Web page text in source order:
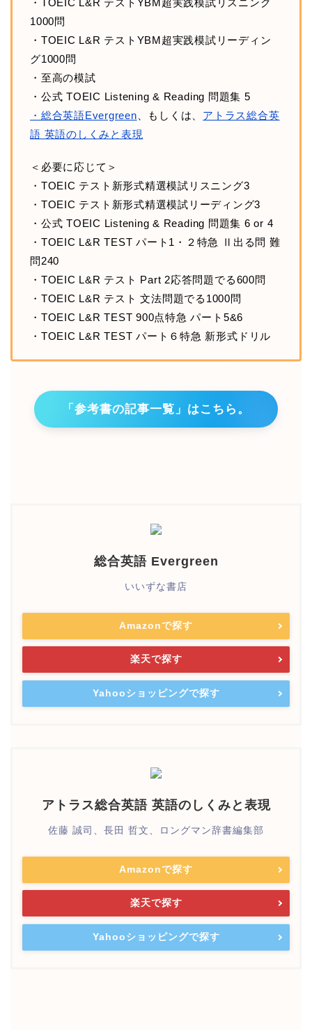
・TOEIC L&R テストYBM超実践模試リスニング
1000問
・TOEIC L&R テストYBM超実践模試リーディン
グ1000問
・至高の模試
・公式 TOEIC Listening & Reading 問題集 5
・総合英語Evergreen 、もしくは、 アトラス総合英
語 英語のしくみと表現
＜必要に応じて＞
・TOEIC テスト新形式精選模試リスニング3
・TOEIC テスト新形式精選模試リーディング3
・公式 TOEIC Listening & Reading 問題集 6 or 4
・TOEIC L&R TEST パート1・２特急 Ⅱ出る問 難
問240
・TOEIC L&R テスト Part 2応答問題でる600問
・TOEIC L&R テスト 文法問題でる1000問
・TOEIC L&R TEST 900点特急 パート5&6
・TOEIC L&R TEST パート６特急 新形式ドリル
「参考書の記事一覧」はこちら。
総合英語 Evergreen
いいずな書店
Amazonで探す
楽天で探す
Yahooショッピングで探す
アトラス総合英語 英語のしくみと表現
佐藤 誠司、長田 哲文、ロングマン辞書編集部
Amazonで探す
楽天で探す
Yahooショッピングで探す